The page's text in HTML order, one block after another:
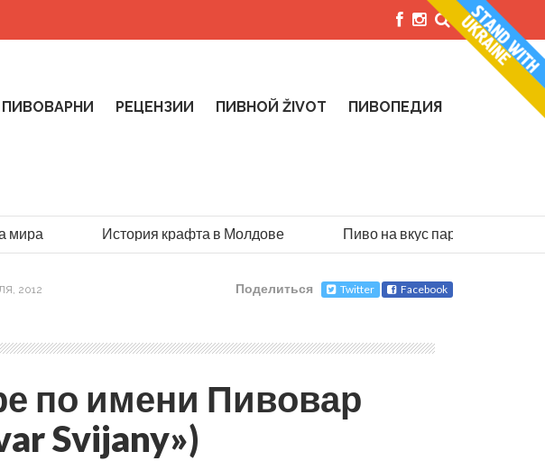
ПИВОВАРНИ РЕЦЕНЗИИ ПИВНОЙ ŽIVOT ПИВОПЕДИЯ
История крафта в Молдове Пиво на вкус парашютиста:
2012 Поделиться Twitter Facebook
по имени Пивовар
Svijany»)